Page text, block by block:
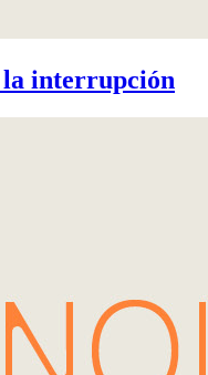
la interrupción